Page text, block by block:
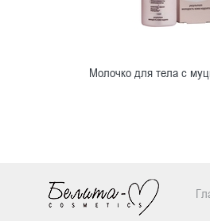
Молочко для тела с